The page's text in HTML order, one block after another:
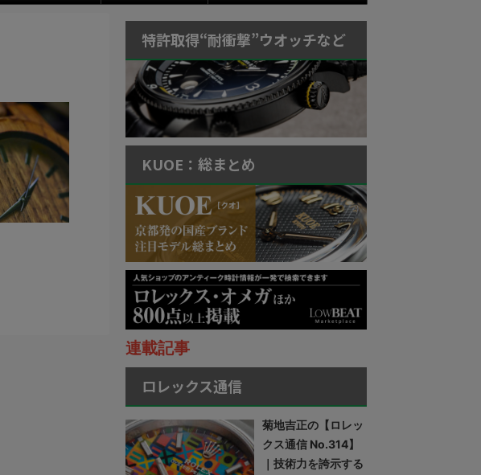
特許取得“耐衝撃”ウオッチなど
KUOE：総まとめ
連載記事
ロレックス通信
菊地吉正の【ロレッ
クス通信 No.314】
｜技術力を誇示する